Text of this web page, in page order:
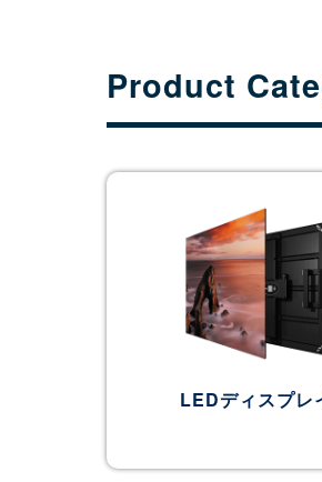
Product
LEDディスプレ